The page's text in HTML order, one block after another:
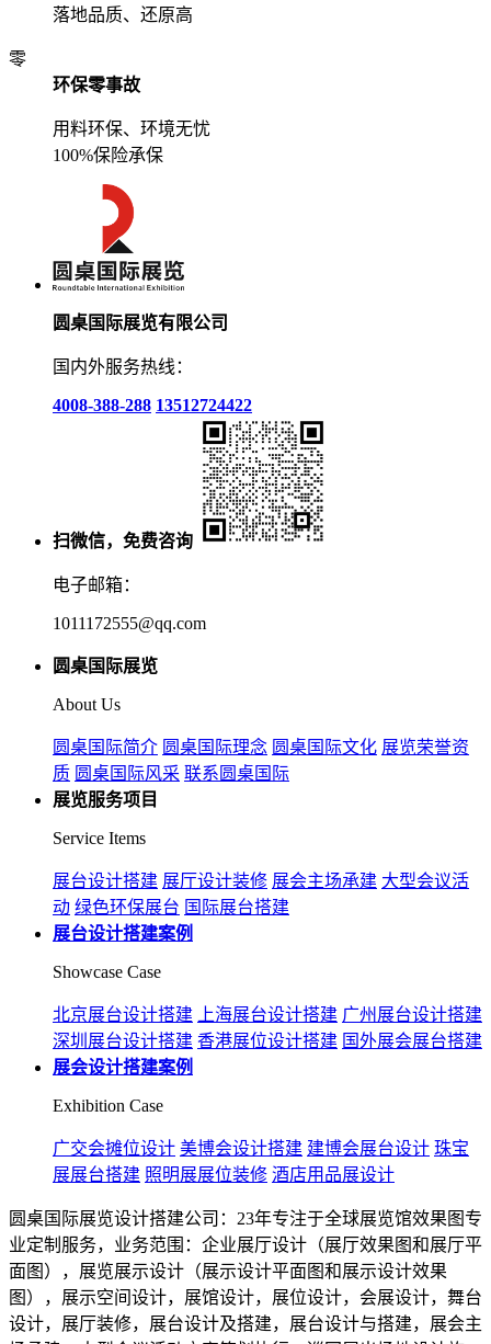
落地品质、还原高
零
环保零事故
用料环保、环境无忧
100%保险承保
圆桌国际展览有限公司
国内外服务热线：
4008-388-288 13512724422
扫微信，免费咨询
电子邮箱：
1011172555@qq.com
圆桌国际展览
About Us
圆桌国际简介 圆桌国际理念 圆桌国际文化 展览荣誉资
质 圆桌国际风采 联系圆桌国际
展览服务项目
Service Items
展台设计搭建 展厅设计装修 展会主场承建 大型会议活
动 绿色环保展台 国际展台搭建
展台设计搭建案例
Showcase Case
北京展台设计搭建 上海展台设计搭建 广州展台设计搭建
深圳展台设计搭建 香港展位设计搭建 国外展会展台搭建
展会设计搭建案例
Exhibition Case
广交会摊位设计 美博会设计搭建 建博会展台设计 珠宝
展展台搭建 照明展展位装修 酒店用品展设计
圆桌国际展览设计搭建公司：23年专注于全球展览馆效果图专
业定制服务，业务范围：企业展厅设计（展厅效果图和展厅平
面图），展览展示设计（展示设计平面图和展示设计效果
图），展示空间设计，展馆设计，展位设计，会展设计，舞台
设计，展厅装修，展台设计及搭建，展台设计与搭建，展会主